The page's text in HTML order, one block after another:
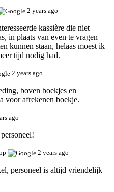
2 years ago
kassière die niet
in plaats van even te vragen
kunnen staan, helaas moest ik
tijd nodig had.
2 years ago
boven boekjes en
voor afrekenen boekje.
ago
2 years ago
personeel is altijd vriendelijk